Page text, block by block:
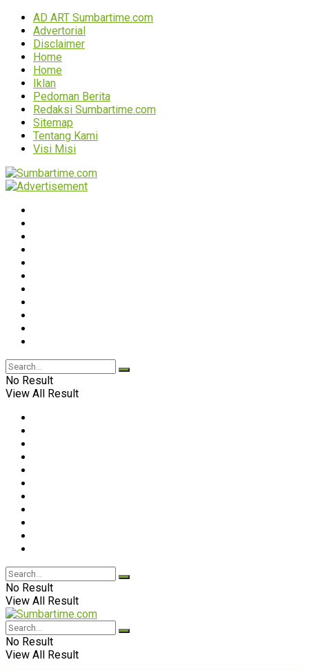
AD ART Sumbartime.com
Advertorial
Disclaimer
Home
Home
Iklan
Pedoman Berita
Redaksi Sumbartime.com
Sitemap
Tentang Kami
Visi Misi
No Result
View All Result
No Result
View All Result
No Result
View All Result